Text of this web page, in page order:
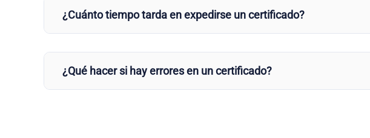
¿Cuánto tiempo tarda en expedirse un certificado?
¿Qué hacer si hay errores en un certificado?